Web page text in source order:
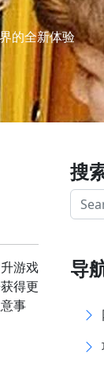
的全新体验
游戏
得更
事
搜
导